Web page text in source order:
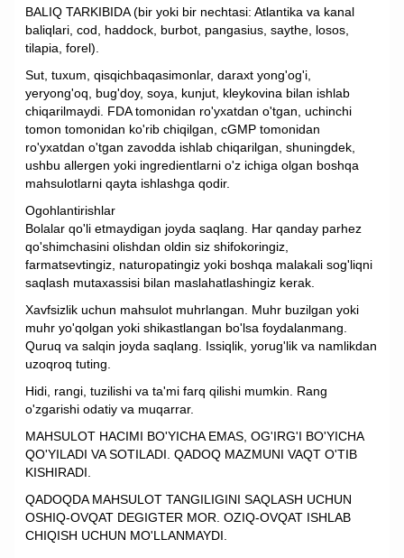
BALIQ TARKIBIDA (bir yoki bir nechtasi: Atlantika va kanal
baliqlari, cod, haddock, burbot, pangasius, saythe, losos,
tilapia, forel).
Sut, tuxum, qisqichbaqasimonlar, daraxt yong'og'i,
yeryong'oq, bug'doy, soya, kunjut, kleykovina bilan ishlab
chiqarilmaydi. FDA tomonidan ro'yxatdan o'tgan, uchinchi
tomon tomonidan ko'rib chiqilgan, cGMP tomonidan
ro'yxatdan o'tgan zavodda ishlab chiqarilgan, shuningdek,
ushbu allergen yoki ingredientlarni o'z ichiga olgan boshqa
mahsulotlarni qayta ishlashga qodir.
Ogohlantirishlar
Bolalar qo'li etmaydigan joyda saqlang. Har qanday parhez
qo'shimchasini olishdan oldin siz shifokoringiz,
farmatsevtingiz, naturopatingiz yoki boshqa malakali sog'liqni
saqlash mutaxassisi bilan maslahatlashingiz kerak.
Xavfsizlik uchun mahsulot muhrlangan. Muhr buzilgan yoki
muhr yo'qolgan yoki shikastlangan bo'lsa foydalanmang.
Quruq va salqin joyda saqlang. Issiqlik, yorug'lik va namlikdan
uzoqroq tuting.
Hidi, rangi, tuzilishi va ta'mi farq qilishi mumkin. Rang
o'zgarishi odatiy va muqarrar.
MAHSULOT HACIMI BO'YICHA EMAS, OG'IRG'I BO'YICHA
QO'YILADI VA SOTILADI. QADOQ MAZMUNI VAQT O'TIB
KISHIRADI.
QADOQDA MAHSULOT TANGILIGINI SAQLASH UCHUN
OSHIQ-OVQAT DEGIGTER MOR. OZIQ-OVQAT ISHLAB
CHIQISH UCHUN MO'LLANMAYDI.